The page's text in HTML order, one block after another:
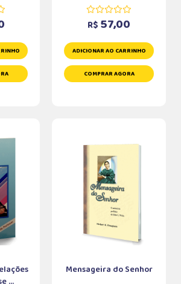
R$ 57,00
ADICIONAR AO CARRINHO
COMPRAR AGORA
Mensageira do Senhor